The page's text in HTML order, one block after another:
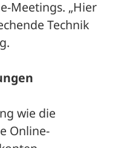
Meetings. „Hier
Technik
wie die
Online-